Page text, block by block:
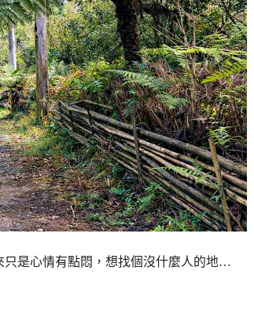
只是心情有點悶，想找個沒什麼人的地…